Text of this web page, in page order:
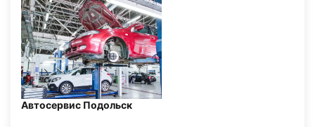
Автосервис Подольск